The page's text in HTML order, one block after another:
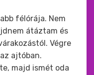
félórája. Nem
átáztam és
Végre
ajtóban.
majd ismét oda